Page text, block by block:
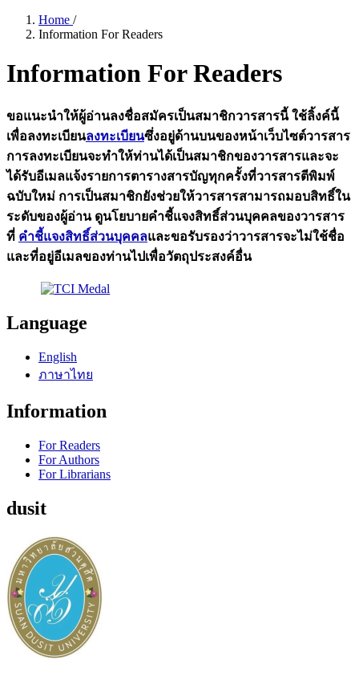
Home /
Information For Readers
Information For Readers
ขอแนะนำให้ผู้อ่านลงชื่อสมัครเป็นสมาชิกวารสารนี้ ใช้ลิ้งค์นี้
เพื่อลงทะเบียนลงทะเบียนซึ่งอยู่ด้านบนของหน้าเว็บไซต์วารสาร
การลงทะเบียนจะทำให้ท่านได้เป็นสมาชิกของวารสารและจะ
ได้รับอีเมลแจ้งรายการตารางสารบัญทุกครั้งที่วารสารตีพิมพ์
ฉบับใหม่ การเป็นสมาชิกยังช่วยให้วารสารสามารถมอบสิทธิ์ใน
ระดับของผู้อ่าน ดูนโยบายคำชี้แจงสิทธิ์ส่วนบุคคลของวารสาร
ที่ คำชี้แจงสิทธิ์ส่วนบุคคลและขอรับรองว่าวารสารจะไม่ใช้ชื่อ
และที่อยู่อีเมลของท่านไปเพื่อวัตถุประสงค์อื่น
Language
English
ภาษาไทย
Information
For Readers
For Authors
For Librarians
dusit